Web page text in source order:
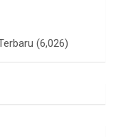
(6,026)